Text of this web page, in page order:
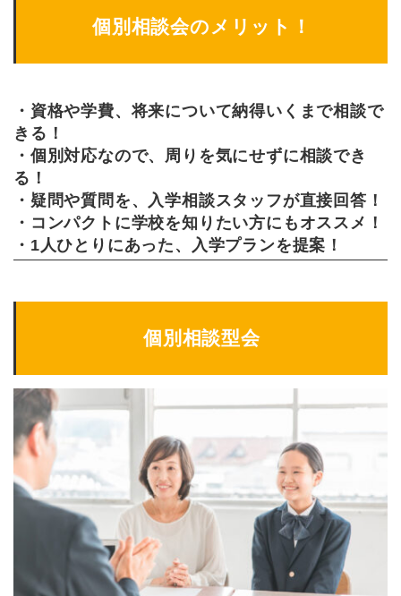
個別相談会のメリット！
・資格や学費、将来について納得いくまで相談で
きる！
・個別対応なので、周りを気にせずに相談でき
る！
・疑問や質問を、入学相談スタッフが直接回答！
・コンパクトに学校を知りたい方にもオススメ！
・1人ひとりにあった、入学プランを提案！
個別相談型会